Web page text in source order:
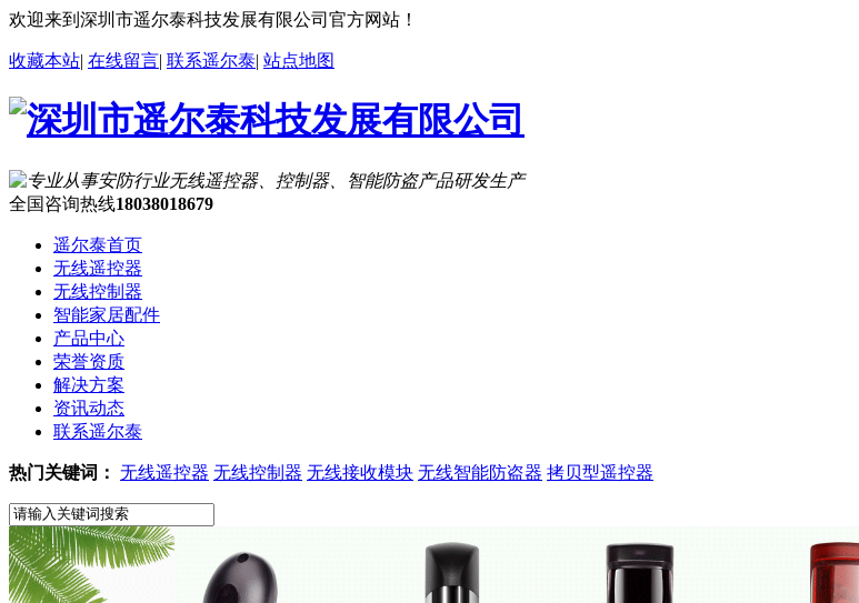
欢迎来到深圳市遥尔泰科技发展有限公司官方网站！
收藏本站| 在线留言| 联系遥尔泰| 站点地图
全国咨询热线18038018679
遥尔泰首页
无线遥控器
无线控制器
智能家居配件
产品中心
荣誉资质
解决方案
资讯动态
联系遥尔泰
热门关键词： 无线遥控器 无线控制器 无线接收模块 无线智能防盗器 拷贝型遥控器